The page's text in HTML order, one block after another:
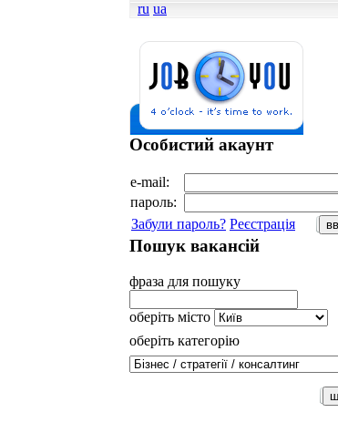
ru ua
Особистий акаунт
e-mail:
пароль:
Забули пароль? Реєстрація
Пошук вакансій
фраза для пошуку
оберіть місто
оберіть категорію